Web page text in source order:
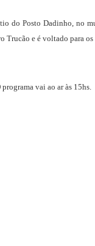
do Posto Dadinho, no
e é voltado para
vai ao ar às 15hs.